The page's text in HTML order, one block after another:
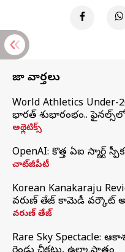
తాజా వార్తలు
World Athletics Under-
భారత్‌ శుభారంభం.. ఫైనల్స్‌లోకి
అథ్లెటిక్స్
OpenAI: కొత్త ఏఐ స్మార్ట్
చాట్‌జీపీటీ
Korean Kanakaraju
వరుణ్ తేజ్ కామెడీ వర్కౌట్
వరుణ్ తేజ్
Rare Sky Spectacle: